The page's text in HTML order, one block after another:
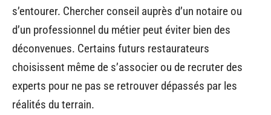
s’entourer. Chercher conseil auprès d’un notaire ou
d’un professionnel du métier peut éviter bien des
déconvenues. Certains futurs restaurateurs
choisissent même de s’associer ou de recruter des
experts pour ne pas se retrouver dépassés par les
réalités du terrain.